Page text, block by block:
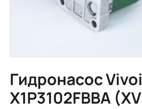
Гидронасос
X1P3102FBBA